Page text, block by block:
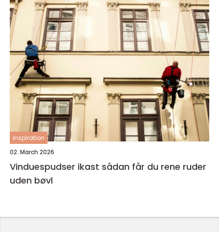
inspiration
02. March 2026
Vinduespudser ikast sådan får du rene ruder
uden bøvl